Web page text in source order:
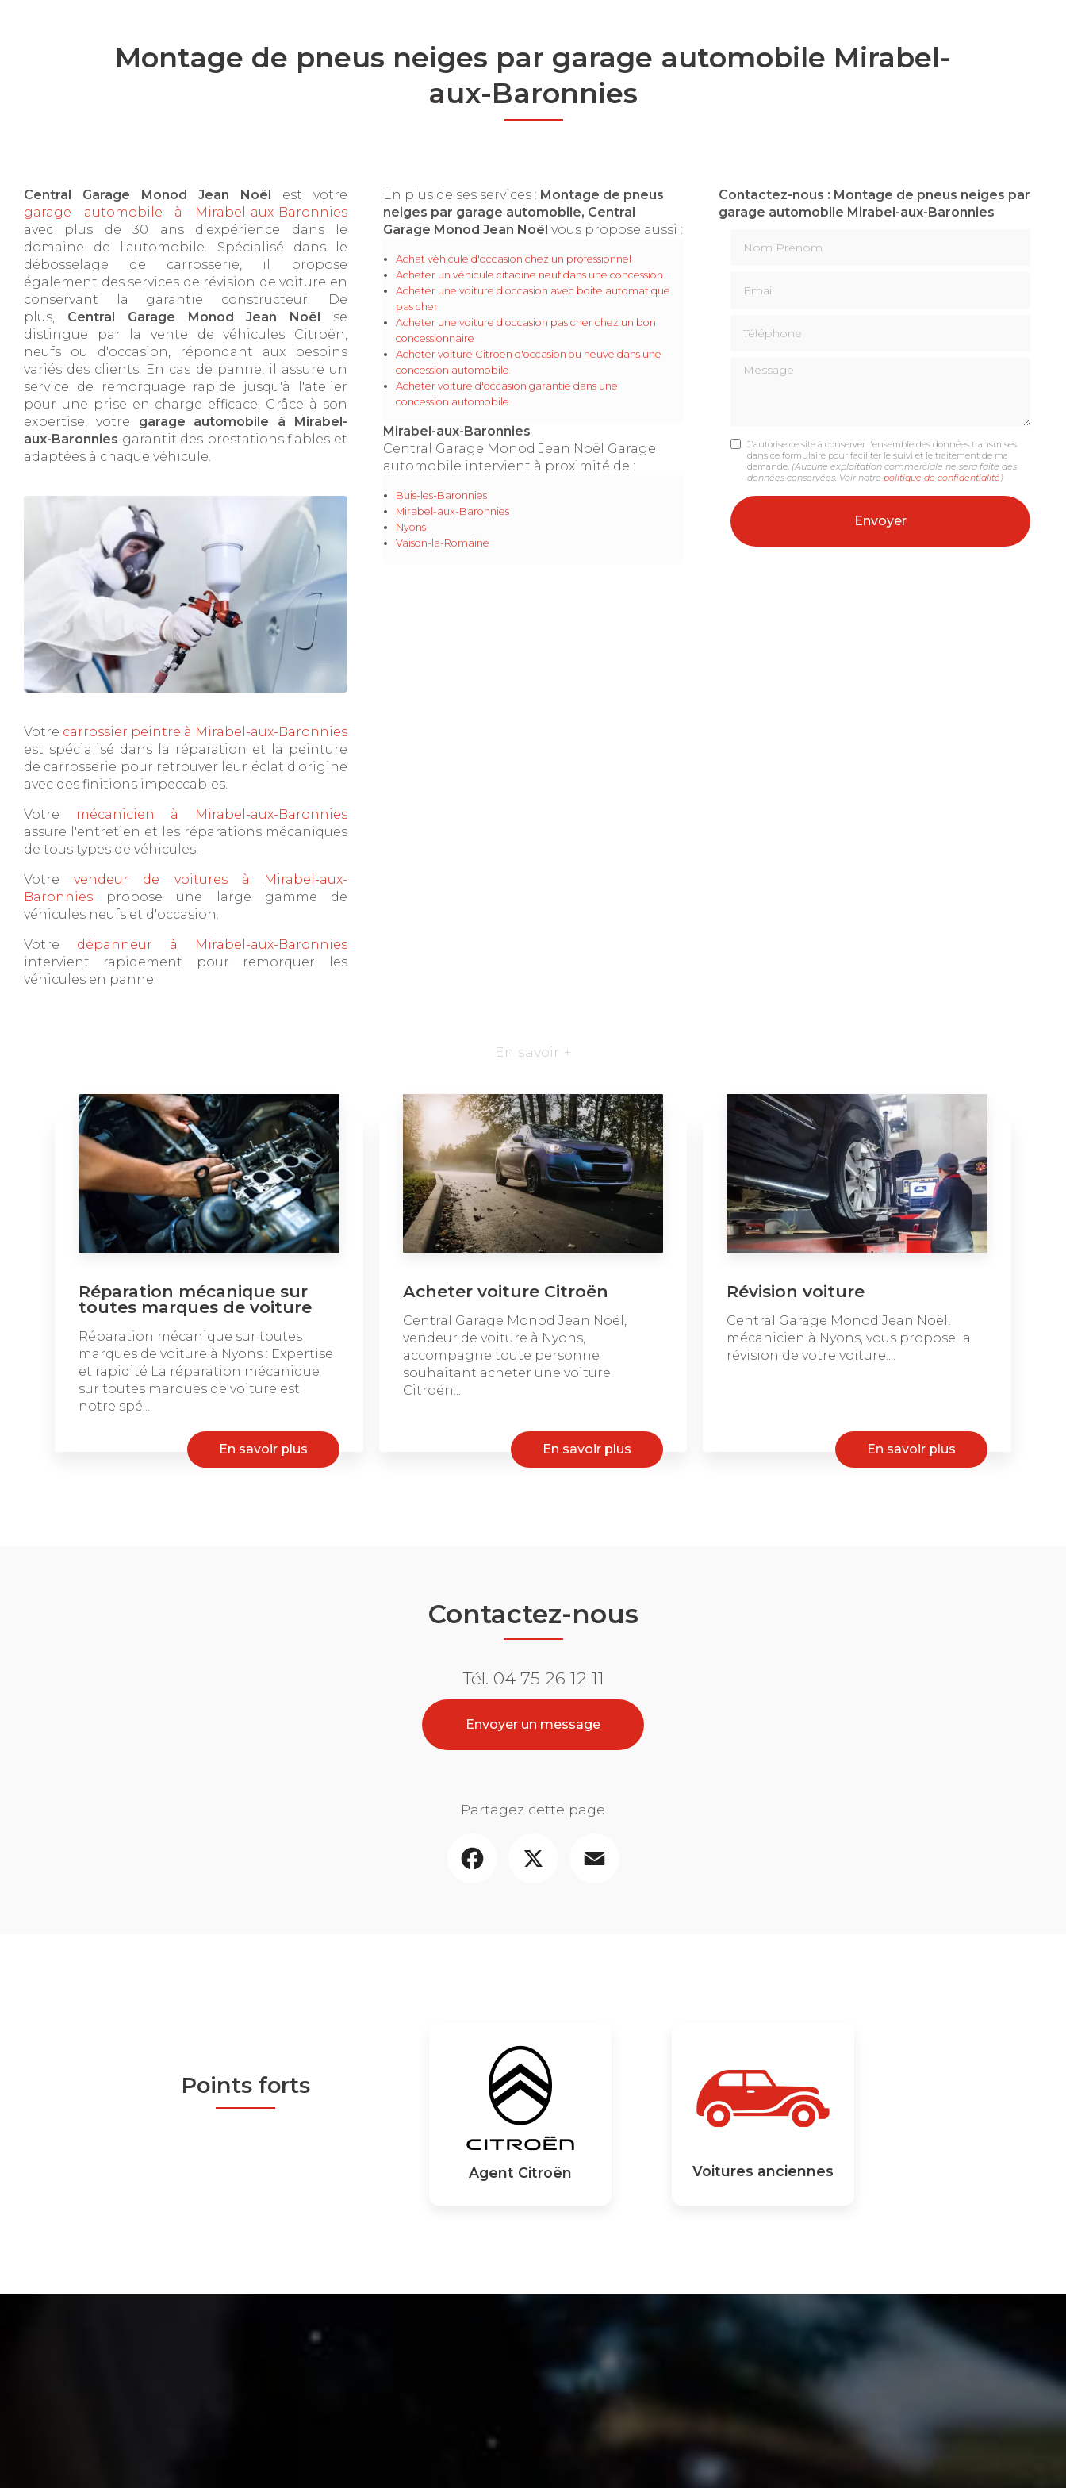
Montage de pneus neiges par garage automobile Mirabel-
aux-Baronnies
Central Garage Monod Jean Noël est votre
garage automobile à Mirabel-aux-Baronnies
avec plus de 30 ans d'expérience dans le
domaine de l'automobile. Spécialisé dans le
débosselage de carrosserie, il propose
également des services de révision de voiture en
conservant la garantie constructeur. De
plus, Central Garage Monod Jean Noël se
distingue par la vente de véhicules Citroën,
neufs ou d'occasion, répondant aux besoins
variés des clients. En cas de panne, il assure un
service de remorquage rapide jusqu'à l'atelier
pour une prise en charge efficace. Grâce à son
expertise, votre garage automobile à Mirabel-
aux-Baronnies garantit des prestations fiables et
adaptées à chaque véhicule.
Votre carrossier peintre à Mirabel-aux-Baronnies
est spécialisé dans la réparation et la peinture
de carrosserie pour retrouver leur éclat d'origine
avec des finitions impeccables.
Votre
mécanicien à Mirabel-aux-Baronnies
assure l'entretien et les réparations mécaniques
de tous types de véhicules.
Votrevendeur de voitures à Mirabel-aux-
Baronnies propose une large gamme de
véhicules neufs et d'occasion.
Votre dépanneur à Mirabel-aux-Baronnies
intervient rapidement pour remorquer les
véhicules en panne.
En plus de ses services : Montage de pneus
neiges par garage automobile, Central
Garage Monod Jean Noël vous propose aussi :
Achat véhicule d'occasion chez un professionnel
Acheter un véhicule citadine neuf dans une concession
Acheter une voiture d'occasion avec boite automatique
pas cher
Acheter une voiture d'occasion pas cher chez un bon
concessionnaire
Acheter voiture Citroën d'occasion ou neuve dans une
concession automobile
Acheter voiture d'occasion garantie dans une
concession automobile
Mirabel-aux-Baronnies
Central Garage Monod Jean Noël Garage
automobile intervient à proximité de :
Buis-les-Baronnies
Mirabel-aux-Baronnies
Nyons
Vaison-la-Romaine
Contactez-nous : Montage de pneus neiges par
garage automobile Mirabel-aux-Baronnies
Message
J'autorise ce site à conserver l'ensemble des données transmises
dans ce formulaire pour faciliter le suivi et le traitement de ma
demande. (Aucune exploitation commerciale ne sera faite des
données conservées. Voir notre politique de confidentialité )
En savoir +
Réparation mécanique sur
toutes marques de voiture
Réparation mécanique sur toutes
marques de voiture à Nyons : Expertise
et rapidité La réparation mécanique
sur toutes marques de voiture est
notre spé...
En savoir plus
Acheter voiture Citroën
Central Garage Monod Jean Noël,
vendeur de voiture à Nyons,
accompagne toute personne
souhaitant acheter une voiture
Citroën....
En savoir plus
Révision voiture
Central Garage Monod Jean Noël,
mécanicien à Nyons, vous propose la
révision de votre voiture....
En savoir plus
Contactez-nous
Tél. 04 75 26 12 11
Envoyer un message
Partagez cette page
Points forts
Agent Citroën Voitures anciennes